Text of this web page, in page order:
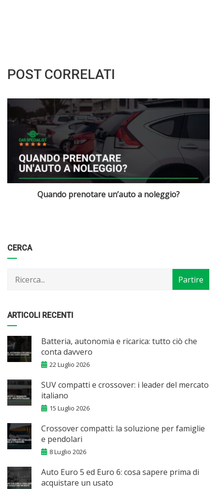
POST CORRELATI
Quanto costa noleggiare un’auto per 4 giorni?
CERCA
ARTICOLI RECENTI
Batteria, autonomia e ricarica: tutto ciò che
conta davvero
22 Luglio 2026
SUV compatti e crossover: i leader del mercato
italiano
15 Luglio 2026
Crossover compatti: la soluzione per famiglie
e pendolari
8 Luglio 2026
Auto Euro 5 ed Euro 6: cosa sapere prima di
acquistare un usato
Categorie
Articoli
per